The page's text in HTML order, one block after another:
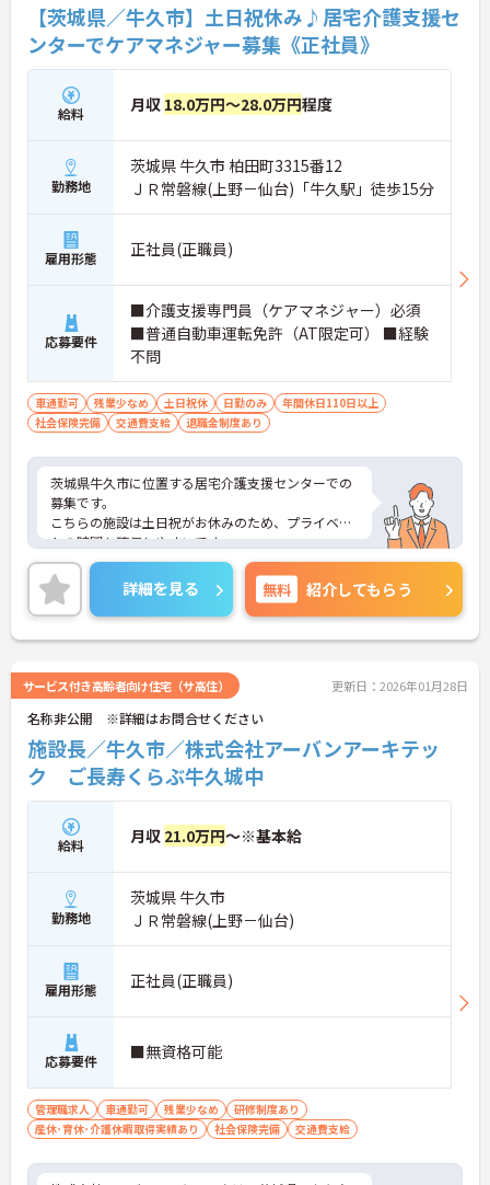
【茨城県／牛久市】土日祝休み♪居宅介護支援セ
ンターでケアマネジャー募集《正社員》
給料 月収 18.0万円～28.0万円程度
勤務地
茨城県 牛久市 柏田町3315番12
ＪＲ常磐線(上野－仙台)「牛久駅」徒歩15分
雇用形態 正社員(正職員)
応募要件
■介護支援専門員（ケアマネジャー）必須
■普通自動車運転免許（AT限定可） ■経験
不問
車通勤可 残業少なめ 土日祝休 日勤のみ
年間休日110日以上
社会保険完備
交通費支給 退職金制度あり
茨城県牛久市に位置する居宅介護支援センターでの
募集です。
こちらの施設は土日祝がお休みのため、プライベー
トの時間も確保しやすいです。
また昇給賞与の制度もありますので、自身の頑張り
が評価される環境です。
ご興味のある方は、ご面接のポイントをお伝えしま
すので、お気軽にお問い合わせください。
詳細を見る 無料 紹介してもらう
サービス付き高齢者向け住宅（サ高住） 更新日：2026年01月28日
名称非公開 ※詳細はお問合せください
施設長／牛久市／株式会社アーバンアーキテッ
ク ご長寿くらぶ牛久城中
給料 月収 21.0万円～※基本給
勤務地
茨城県 牛久市
ＪＲ常磐線(上野－仙台)
雇用形態 正社員(正職員)
応募要件 ■無資格可能
管理職求人 車通勤可 残業少なめ
研修制度あり
産休･育休･介護休暇取得実績あり
社会保険完備 交通費支給